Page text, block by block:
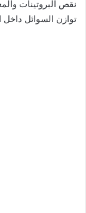
نقص البروتينات
توازن السوائل